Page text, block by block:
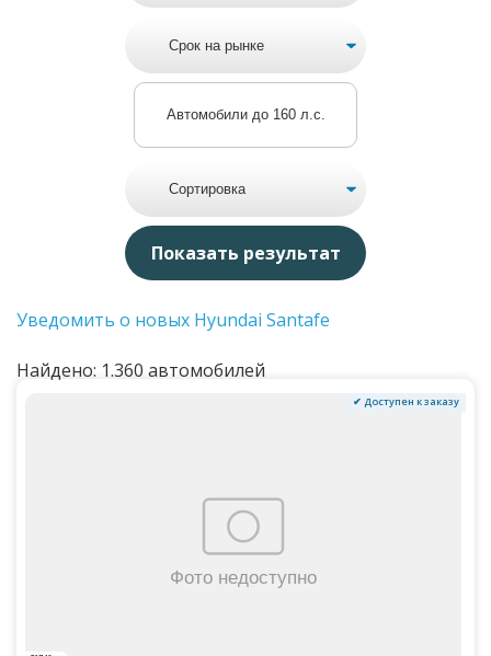
Автомобили до 160 л.с.
Уведомить о новых Hyundai Santafe
Найдено: 1.360 автомобилей
✔ Доступен к заказу